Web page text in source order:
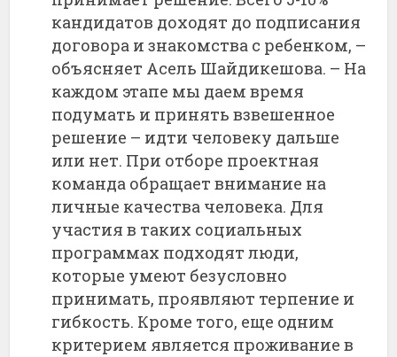
кандидатов доходят до подписания
договора и знакомства с ребенком, –
объясняет Асель Шайдикешова. – На
каждом этапе мы даем время
подумать и принять взвешенное
решение – идти человеку дальше
или нет. При отборе проектная
команда обращает внимание на
личные качества человека. Для
участия в таких социальных
программах подходят люди,
которые умеют безусловно
принимать, проявляют терпение и
гибкость. Кроме того, еще одним
критерием является проживание в